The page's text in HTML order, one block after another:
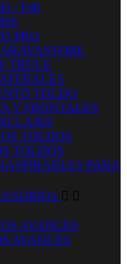
/ F40
PRO
TRULE
TOLDO
Y FRONTALES
TOLDOS
TOLDOS
PARA
 
AVANCES
AVANCES